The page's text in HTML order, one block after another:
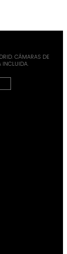
CÁMARAS DE
INCLUIDA.